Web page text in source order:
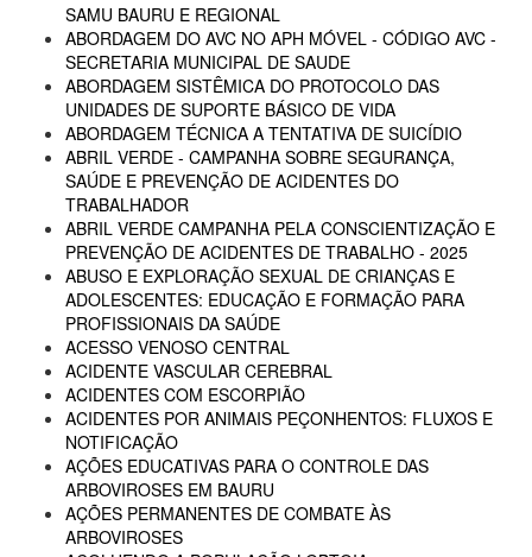
SAMU BAURU E REGIONAL
ABORDAGEM DO AVC NO APH MÓVEL - CÓDIGO AVC -
SECRETARIA MUNICIPAL DE SAUDE
ABORDAGEM SISTÊMICA DO PROTOCOLO DAS
UNIDADES DE SUPORTE BÁSICO DE VIDA
ABORDAGEM TÉCNICA A TENTATIVA DE SUICÍDIO
ABRIL VERDE - CAMPANHA SOBRE SEGURANÇA,
SAÚDE E PREVENÇÃO DE ACIDENTES DO
TRABALHADOR
ABRIL VERDE CAMPANHA PELA CONSCIENTIZAÇÃO E
PREVENÇÃO DE ACIDENTES DE TRABALHO - 2025
ABUSO E EXPLORAÇÃO SEXUAL DE CRIANÇAS E
ADOLESCENTES: EDUCAÇÃO E FORMAÇÃO PARA
PROFISSIONAIS DA SAÚDE
ACESSO VENOSO CENTRAL
ACIDENTE VASCULAR CEREBRAL
ACIDENTES COM ESCORPIÃO
ACIDENTES POR ANIMAIS PEÇONHENTOS: FLUXOS E
NOTIFICAÇÃO
AÇÕES EDUCATIVAS PARA O CONTROLE DAS
ARBOVIROSES EM BAURU
AÇÕES PERMANENTES DE COMBATE ÀS
ARBOVIROSES